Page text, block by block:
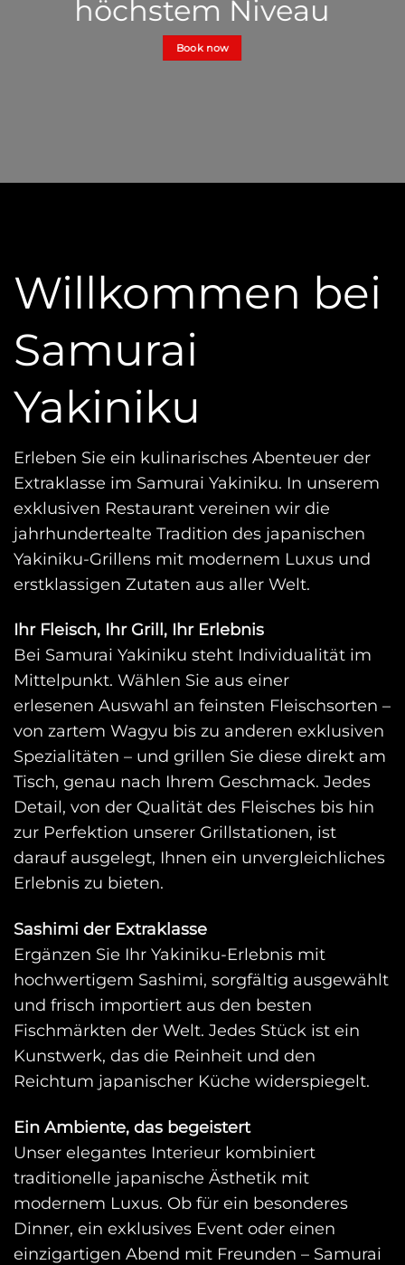
höchstem Niveau
Book now
Willkommen bei
Samurai
Yakiniku
Erleben Sie ein kulinarisches Abenteuer der
Extraklasse im Samurai Yakiniku. In unserem
exklusiven Restaurant vereinen wir die
jahrhundertealte Tradition des japanischen
Yakiniku-Grillens mit modernem Luxus und
erstklassigen Zutaten aus aller Welt.
Ihr Fleisch, Ihr Grill, Ihr Erlebnis
Bei Samurai Yakiniku steht Individualität im
Mittelpunkt. Wählen Sie aus einer
erlesenen Auswahl an feinsten Fleischsorten –
von zartem Wagyu bis zu anderen exklusiven
Spezialitäten – und grillen Sie diese direkt am
Tisch, genau nach Ihrem Geschmack. Jedes
Detail, von der Qualität des Fleisches bis hin
zur Perfektion unserer Grillstationen, ist
darauf ausgelegt, Ihnen ein unvergleichliches
Erlebnis zu bieten.
Sashimi der Extraklasse
Ergänzen Sie Ihr Yakiniku-Erlebnis mit
hochwertigem Sashimi, sorgfältig ausgewählt
und frisch importiert aus den besten
Fischmärkten der Welt. Jedes Stück ist ein
Kunstwerk, das die Reinheit und den
Reichtum japanischer Küche widerspiegelt.
Ein Ambiente, das begeistert
Unser elegantes Interieur kombiniert
traditionelle japanische Ästhetik mit
modernem Luxus. Ob für ein besonderes
Dinner, ein exklusives Event oder einen
einzigartigen Abend mit Freunden – Samurai